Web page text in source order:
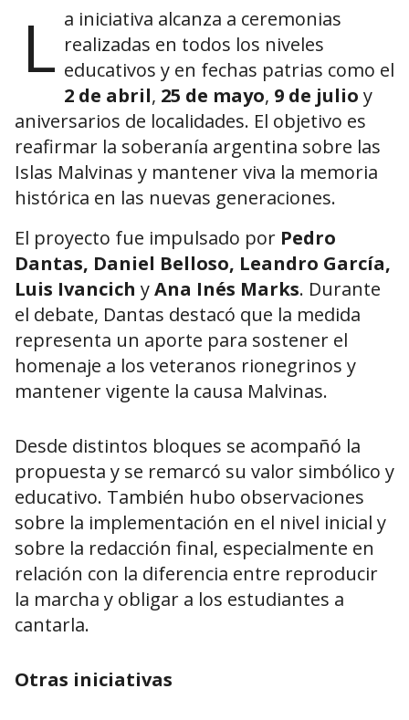
L a iniciativa alcanza a ceremonias
realizadas en todos los niveles
educativos y en fechas patrias como el
2 de abril, 25 de mayo, 9 de julio y
aniversarios de localidades. El objetivo es
reafirmar la soberanía argentina sobre las
Islas Malvinas y mantener viva la memoria
histórica en las nuevas generaciones.
El proyecto fue impulsado por Pedro
Dantas, Daniel Belloso, Leandro García,
Luis Ivancich yAna Inés Marks. Durante
el debate, Dantas destacó que la medida
representa un aporte para sostener el
homenaje a los veteranos rionegrinos y
mantener vigente la causa Malvinas.
Desde distintos bloques se acompañó la
propuesta y se remarcó su valor simbólico y
educativo. También hubo observaciones
sobre la implementación en el nivel inicial y
sobre la redacción final, especialmente en
relación con la diferencia entre reproducir
la marcha y obligar a los estudiantes a
cantarla.
Otras iniciativas